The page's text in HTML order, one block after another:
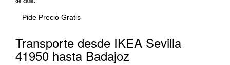
Pide Precio Gratis
Transporte desde IKEA Sevilla
41950 hasta Badajoz